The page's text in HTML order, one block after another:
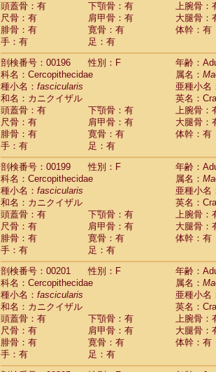
頭蓋骨：有
下顎骨：有
上腕骨：
尺骨：有
肩甲骨：有
大腿骨：
腓骨：有
寛骨：有
体幹：有
手：有
足：有
剖検番号：00196
性別：F
年齢：
科名：Cercopithecidae
属名：
種小名： fascicularis
亜種小名
和名：カニクイザル
英名：
頭蓋骨：有
下顎骨：有
上腕骨：
尺骨：有
肩甲骨：有
大腿骨：
腓骨：有
寛骨：有
体幹：有
手：有
足：有
剖検番号：00199
性別：F
年齢：
科名：Cercopithecidae
属名：
種小名： fascicularis
亜種小名
和名：カニクイザル
英名：
頭蓋骨：有
下顎骨：有
上腕骨：
尺骨：有
肩甲骨：有
大腿骨：
腓骨：有
寛骨：有
体幹：有
手：有
足：有
剖検番号：00201
性別：F
年齢：
科名：Cercopithecidae
属名：
種小名： fascicularis
亜種小名
和名：カニクイザル
英名：
頭蓋骨：有
下顎骨：有
上腕骨：
尺骨：有
肩甲骨：有
大腿骨：
腓骨：有
寛骨：有
体幹：有
手：有
足：有